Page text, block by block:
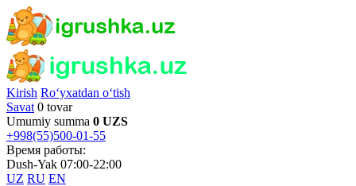
Kirish Ro‘yxatdan o‘tish
Savat 0 tovar
Umumiy summa 0 UZS
+998(55)500-01-55
Время работы:
Dush-Yak 07:00-22:00
UZ RU EN